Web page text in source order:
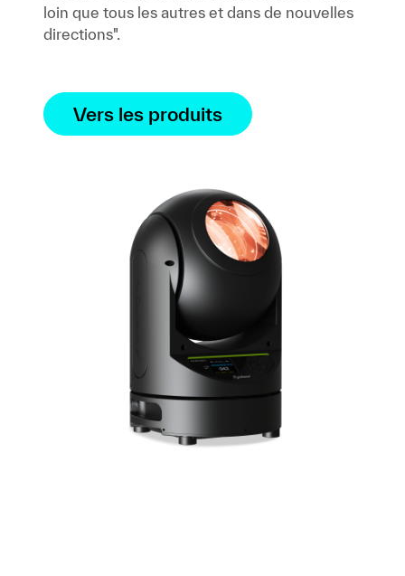
loin que tous les autres et dans de nouvelles
directions".
Vers les produits